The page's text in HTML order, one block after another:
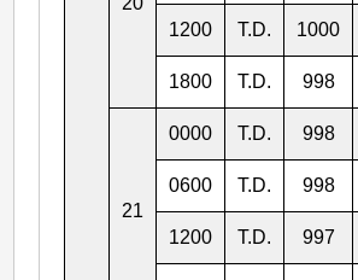
1200 T.D. 1000
1800 T.D. 998
21
0000 T.D. 998
0600 T.D. 998
1200 T.D. 997